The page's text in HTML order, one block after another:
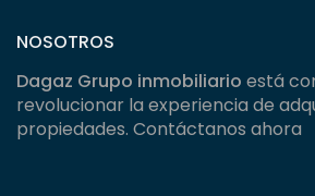
NOSOTROS
Dagaz Grupo inmobiliario está
revolucionar la experiencia de
propiedades. Contáctanos ahora